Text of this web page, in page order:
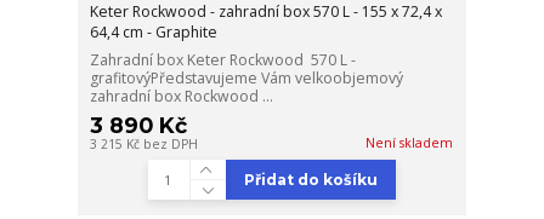
Keter Rockwood - zahradní box 570 L - 155 x 72,4 x
64,4 cm - Graphite
Zahradní box Keter Rockwood 570 L -
grafitovýPředstavujeme Vám velkoobjemový
zahradní box Rockwood ...
3 890 Kč
3 215 Kč bez DPH Není skladem
Přidat do košíku